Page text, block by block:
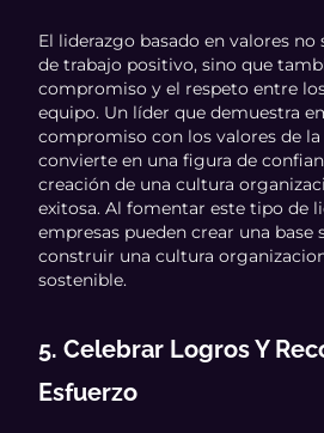
El liderazgo basado en valores
de trabajo positivo, sino que
compromiso y el respeto entre
equipo. Un líder que demuestra
compromiso con los valores de la
convierte en una figura de
creación de una cultura
exitosa. Al fomentar este tipo de
empresas pueden crear una base
construir una cultura
sostenible.
5. Celebrar Logros Y
Esfuerzo